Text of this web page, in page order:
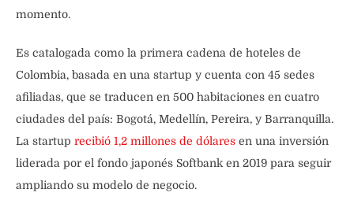
momento.
Es catalogada como la primera cadena de hoteles de
Colombia, basada en una startup y cuenta con 45 sedes
afiliadas, que se traducen en 500 habitaciones en cuatro
ciudades del país: Bogotá, Medellín, Pereira, y Barranquilla.
La startup recibió 1,2 millones de dólares en una inversión
liderada por el fondo japonés Softbank en 2019 para seguir
ampliando su modelo de negocio.